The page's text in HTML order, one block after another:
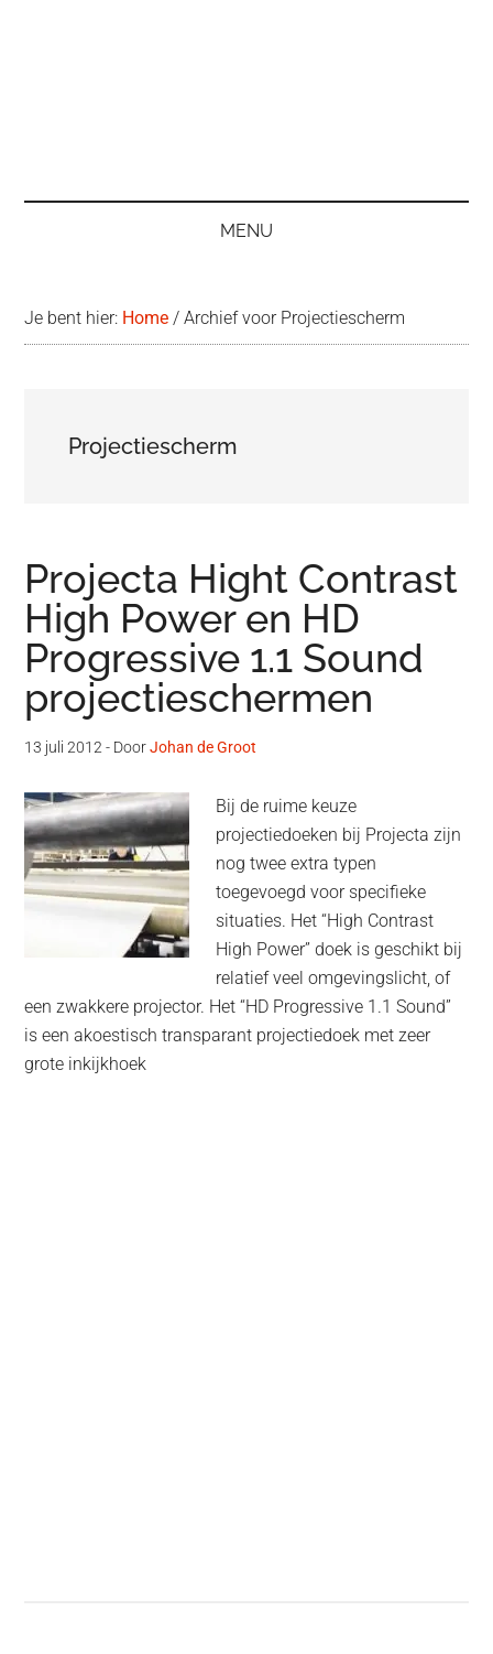
MENU
Je bent hier: Home / Archief voor Projectiescherm
Projectiescherm
Projecta Hight Contrast
High Power en HD
Progressive 1.1 Sound
projectieschermen
13 juli 2012 - DoorJohan de Groot
Bij de ruime keuze
projectiedoeken bij Projecta zijn
nog twee extra typen
toegevoegd voor specifieke
situaties. Het “High Contrast
High Power” doek is geschikt bij
relatief veel omgevingslicht, of
een zwakkere projector. Het “HD Progressive 1.1 Sound”
is een akoestisch transparant projectiedoek met zeer
grote inkijkhoek